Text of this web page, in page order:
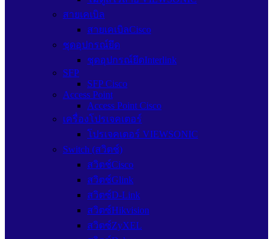
สายเคเบิล
สายเคเบิลCisco
ชุดอุปกรณ์ยึด
ชุดอุปกรณ์ยึดInterlink
SFP
SFP Cisco
Access Point
Access Point Cisco
เครื่องโปรเจคเตอร์
โปรเจคเตอร์ VIEWSONIC
Switch (สวิตช์)
สวิตช์Cisco
สวิตช์Glink
สวิตซ์D-Link
สวิตซ์Hikvision
สวิตซ์ZyXEL